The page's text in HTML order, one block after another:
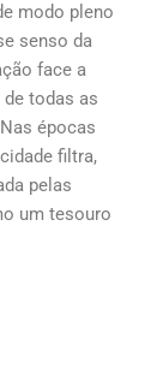
modo pleno
senso da
face a
todas as
épocas
filtra,
pelas
um tesouro